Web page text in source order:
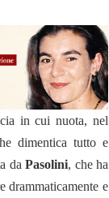
in cui nuota, nel
dimentica tutto e
da Pasolini, che ha
drammaticamente e